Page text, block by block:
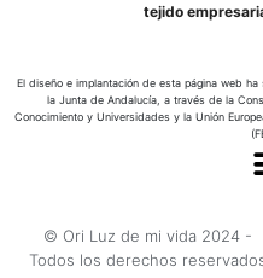
tejido
El diseño e implantación de esta página web
la Junta de Andalucía, a través de la
Conocimiento y Universidades y la Unión
© Ori Luz de mi vida 2024 -
Todos los derechos